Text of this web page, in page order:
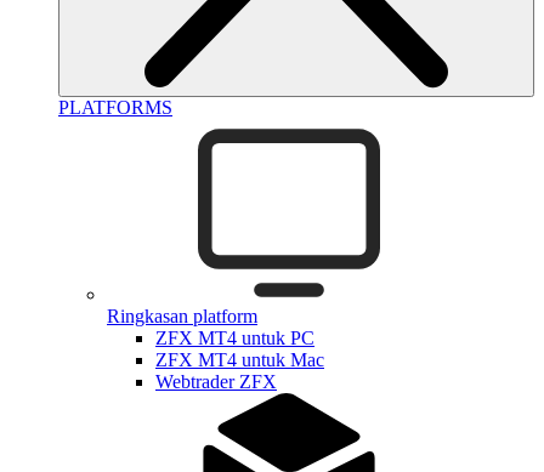
PLATFORMS
Ringkasan platform
ZFX MT4 untuk PC
ZFX MT4 untuk Mac
Webtrader ZFX